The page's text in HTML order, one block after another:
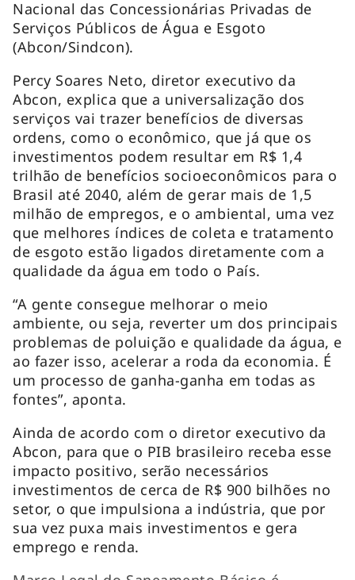
Nacional das Concessionárias Privadas de
Serviços Públicos de Água e Esgoto
(Abcon/Sindcon).
Percy Soares Neto, diretor executivo da
Abcon, explica que a universalização dos
serviços vai trazer benefícios de diversas
ordens, como o econômico, que já que os
investimentos podem resultar em R$ 1,4
trilhão de benefícios socioeconômicos para o
Brasil até 2040, além de gerar mais de 1,5
milhão de empregos, e o ambiental, uma vez
que melhores índices de coleta e tratamento
de esgoto estão ligados diretamente com a
qualidade da água em todo o País.
“A gente consegue melhorar o meio
ambiente, ou seja, reverter um dos principais
problemas de poluição e qualidade da água, e
ao fazer isso, acelerar a roda da economia. É
um processo de ganha-ganha em todas as
fontes”, aponta.
Ainda de acordo com o diretor executivo da
Abcon, para que o PIB brasileiro receba esse
impacto positivo, serão necessários
investimentos de cerca de R$ 900 bilhões no
setor, o que impulsiona a indústria, que por
sua vez puxa mais investimentos e gera
emprego e renda.